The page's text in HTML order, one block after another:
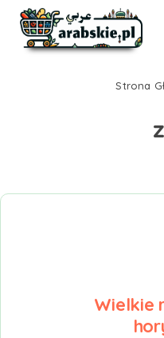
Strona
Wielkie